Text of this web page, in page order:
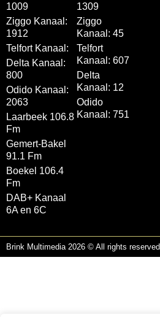
1009
Ziggo Kanaal:
1912
Telfort Kanaal:
Delta Kanaal:
800
Odido Kanaal:
2063
Laarbeek 106.8
Fm
Gemert-Bakel
91.1 Fm
Boekel 106.4
Fm
DAB+ Kanaal
6A en 6C
1309
Ziggo
Kanaal: 45
Telfort
Kanaal: 607
Delta
Kanaal: 12
Odido
Kanaal: 751
Brink Multimedia 2026 © All rights reserved